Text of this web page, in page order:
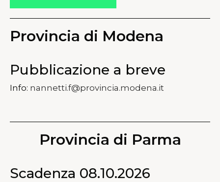
Provincia di Modena
Pubblicazione a breve
Info: nannetti.f@provincia.modena.it
Provincia di Parma
Scadenza 08.10.2026